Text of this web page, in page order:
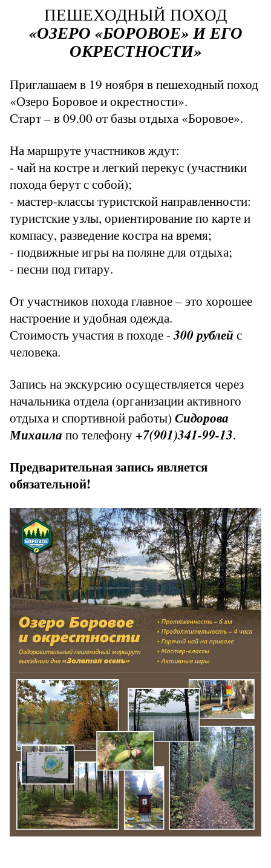
ПЕШЕХОДНЫЙ ПОХОД
«ОЗЕРО «БОРОВОЕ» И ЕГО
ОКРЕСТНОСТИ»
Приглашаем в 19 ноября в пешеходный поход
«Озеро Боровое и окрестности».
Старт – в 09.00 от базы отдыха «Боровое».
На маршруте участников ждут:
- чай на костре и легкий перекус (участники
похода берут с собой);
- мастер-классы туристской направленности:
туристские узлы, ориентирование по карте и
компасу, разведение костра на время;
- подвижные игры на поляне для отдыха;
- песни под гитару.
От участников похода главное – это хорошее
настроение и удобная одежда.
Стоимость участия в походе -300 рублей с
человека.
Запись на экскурсию осуществляется через
начальника отдела (организации активного
отдыха и спортивной работы) Сидорова
Михаила по телефону+7(901)341-99-13.
Предварительная запись является
обязательной!